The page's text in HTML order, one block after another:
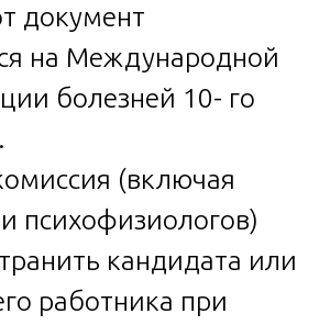
документ
на Международной
болезней 10- го
(включая
психофизиологов)
кандидата или
работника при